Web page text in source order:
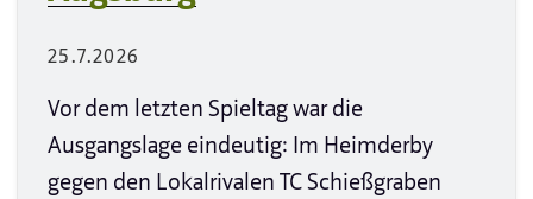
25.7.2026
Vor dem letzten Spieltag war die
Ausgangslage eindeutig: Im Heimderby
gegen den Lokalrivalen TC Schießgraben